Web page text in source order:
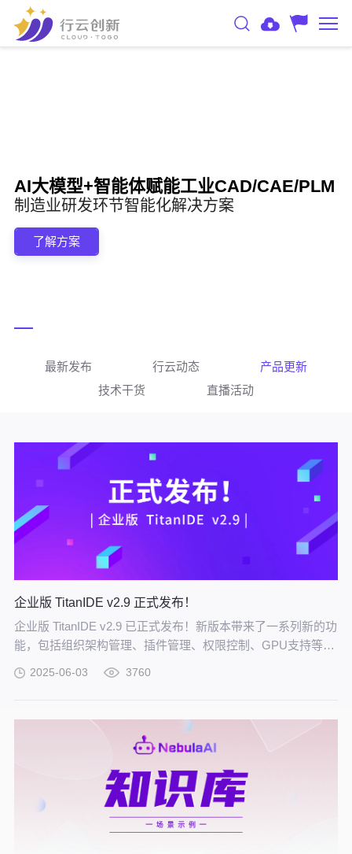
AI大模型+智能体赋能工业CAD/CAE/PLM
制造业研发环节智能化解决方案
了解方案
最新发布 行云动态
产品更新
技术干货
直播活动
企业版 TitanIDE v2.9 正式发布！
企业版 TitanIDE v2.9 已正式发布！新版本带来了一系列新的功
能，包括组织架构管理、插件管理、权限控制、GPU支持等超
2025-06-03 3760